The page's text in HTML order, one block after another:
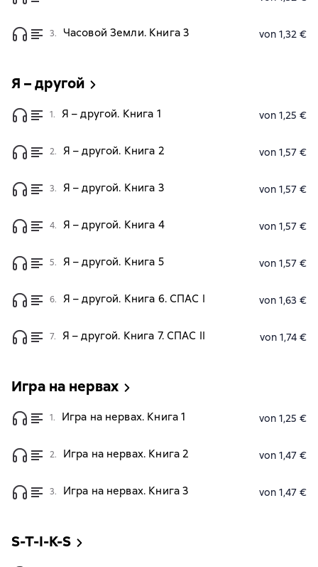
3. Часовой Земли. Книга 3 von 1,32 €
Я – другой
1. Я – другой. Книга 1 von 1,25 €
2. Я – другой. Книга 2 von 1,57 €
3. Я – другой. Книга 3 von 1,57 €
4. Я – другой. Книга 4 von 1,57 €
5. Я – другой. Книга 5 von 1,57 €
6. Я – другой. Книга 6. СПАС I von 1,63 €
7. Я – другой. Книга 7. СПАС II von 1,74 €
Игра на нервах
1. Игра на нервах. Книга 1 von 1,25 €
2. Игра на нервах. Книга 2 von 1,47 €
3. Игра на нервах. Книга 3 von 1,47 €
S-T-I-K-S